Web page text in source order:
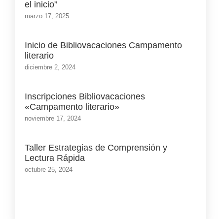
el inicio”
marzo 17, 2025
Inicio de Bibliovacaciones Campamento
literario
diciembre 2, 2024
Inscripciones Bibliovacaciones
«Campamento literario»
noviembre 17, 2024
Taller Estrategias de Comprensión y
Lectura Rápida
octubre 25, 2024